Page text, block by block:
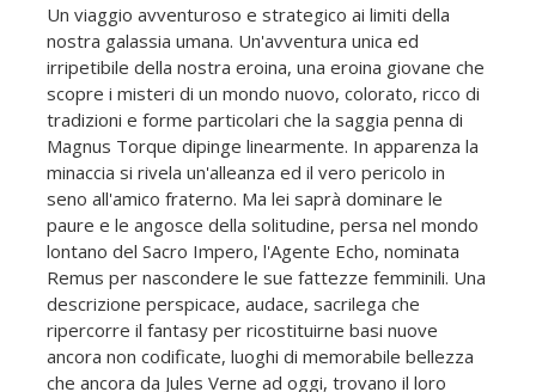
Un viaggio avventuroso e strategico ai limiti della
nostra galassia umana. Un'avventura unica ed
irripetibile della nostra eroina, una eroina giovane che
scopre i misteri di un mondo nuovo, colorato, ricco di
tradizioni e forme particolari che la saggia penna di
Magnus Torque dipinge linearmente. In apparenza la
minaccia si rivela un'alleanza ed il vero pericolo in
seno all'amico fraterno. Ma lei saprà dominare le
paure e le angosce della solitudine, persa nel mondo
lontano del Sacro Impero, l'Agente Echo, nominata
Remus per nascondere le sue fattezze femminili. Una
descrizione perspicace, audace, sacrilega che
ripercorre il fantasy per ricostituirne basi nuove
ancora non codificate, luoghi di memorabile bellezza
che ancora da Jules Verne ad oggi, trovano il loro